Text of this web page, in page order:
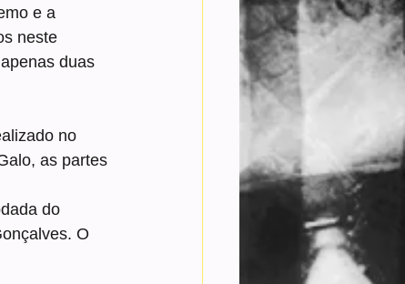
e a
neste
duas
no
as partes
do
O